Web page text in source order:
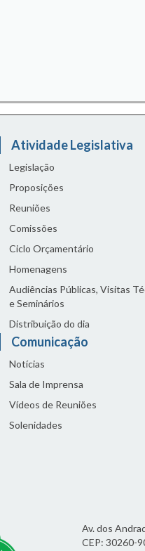
Atividade Legislativa
Legislação
Proposições
Reuniões
Comissões
Ciclo Orçamentário
Homenagens
Audiências Públicas, Visitas
e Seminários
Distribuição do dia
Comunicação
Notícias
Sala de Imprensa
Vídeos de Reuniões
Solenidades
Av. dos
CEP: 30260-